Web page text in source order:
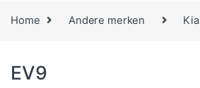
Home Andere merken Kia
EV9